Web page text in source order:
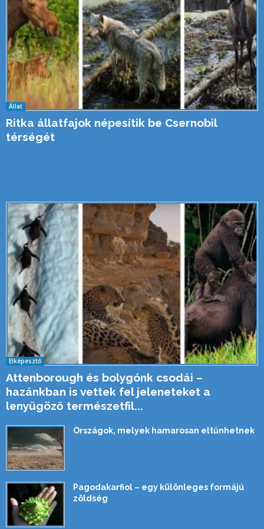
Állat
Ritka állatfajok népesítik be Csernobil
térségét
Elképesztő
Attenborough és bolygónk csodái –
hazánkban is vettek fel jeleneteket a
lenyűgöző természetfil...
Országok, melyek hamarosan eltűnhetnek
Pagodakarfiol – egy különleges formájú
zöldség